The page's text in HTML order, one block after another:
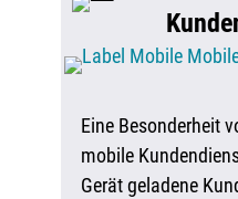
Eine Besonderheit
mobile
Gerät geladene